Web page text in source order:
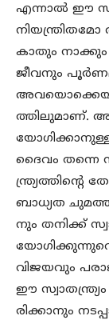
എന്നാൽ ഈ
കാതും
ജീവനും
ത്തിലുമാണ്.
ദൈവം തന്നെ
ബാധ്യത
നും തനിക്ക്
വിജയവും
ഈ സ്വാതന്ത്ര്യം
രിക്കാനും